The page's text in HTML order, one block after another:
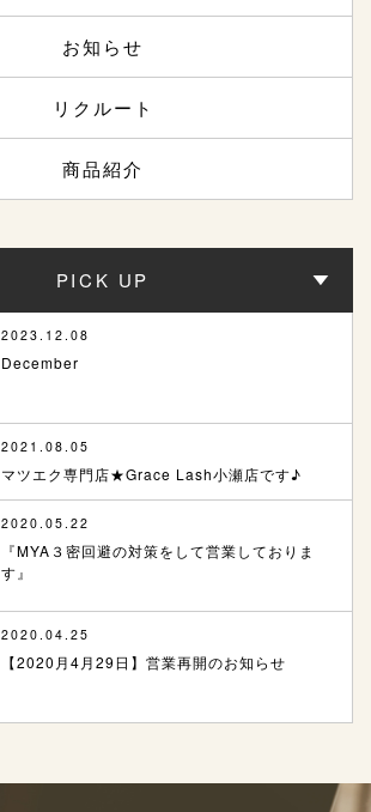
お知らせ
リクルート
商品紹介
PICK UP
2023.12.08
December
2021.08.05
マツエク専門店★Grace Lash小瀬店です♪
2020.05.22
『MYA３密回避の対策をして営業しておりま
す』
2020.04.25
【2020月4月29日】営業再開のお知らせ